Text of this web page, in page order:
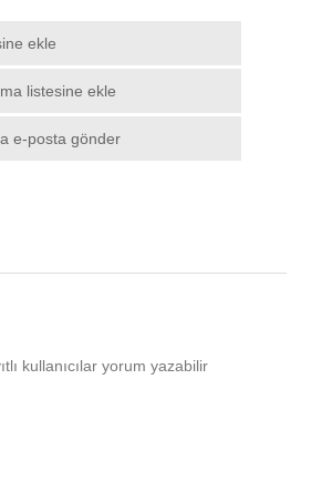
ekle
listesine ekle
e-posta gönder
kullanıcılar yorum yazabilir